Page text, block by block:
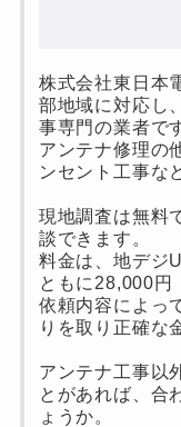
株式会社東日本
部地域に対応し
事専門の業者で
アンテナ修理の
ンセント工事な
現地調査は無料
談できます。
料金は、地デジ
ともに28,000円
依頼内容によっ
りを取り正確な
アンテナ工事以
とがあれば、合
ょうか。